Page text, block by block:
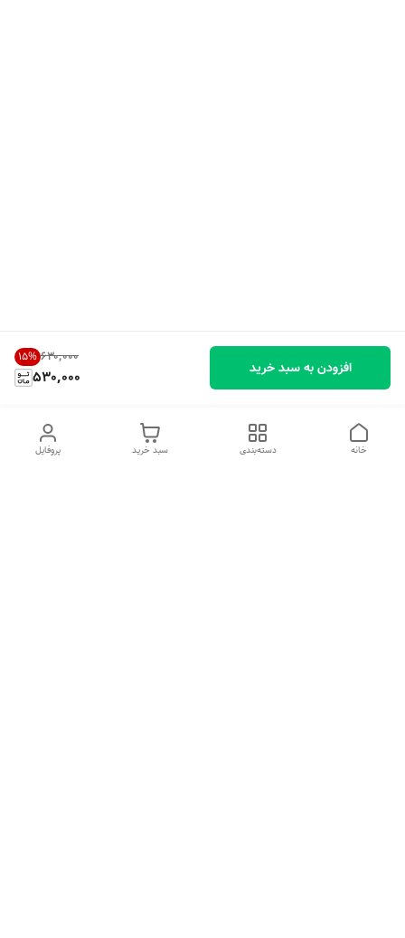
۶۳۰٬۰۰۰ 15%
530,000 افزودن به سبد خرید
پروفایل سبد خرید دسته‌بندی خانه